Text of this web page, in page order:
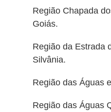
Região Chapada
Goiás.
Região da Estrada
Silvânia.
Região das Águas
Região das Águas